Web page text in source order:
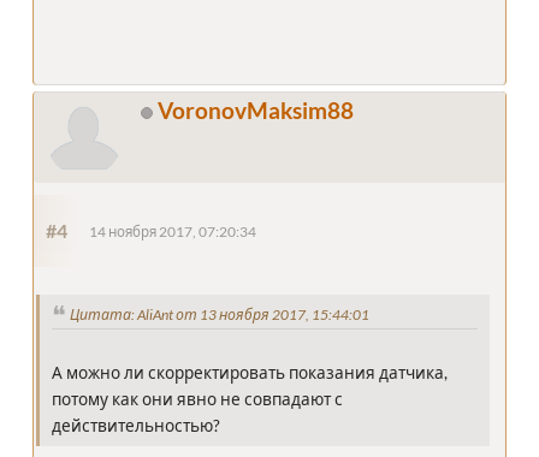
VoronovMaksim88
#4 14 ноября 2017, 07:20:34
Цитата: AliAnt от 13 ноября 2017, 15:44:01
А можно ли скорректировать показания датчика,
потому как они явно не совпадают с
действительностью?